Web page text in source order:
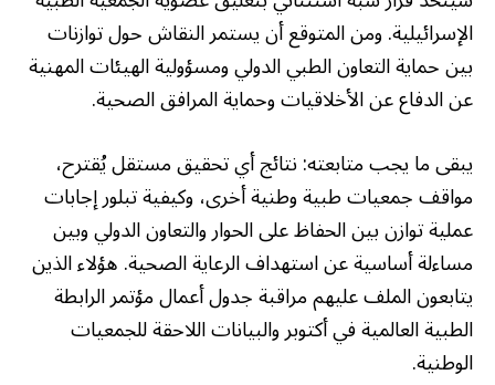
الإسرائيلية. ومن المتوقع أن يستمر النقاش حول توازنات
بين حماية التعاون الطبي الدولي ومسؤولية الهيئات المهنية
عن الدفاع عن الأخلاقيات وحماية المرافق الصحية.
يبقى ما يجب متابعته: نتائج أي تحقيق مستقل يُقترح،
مواقف جمعيات طبية وطنية أخرى، وكيفية تبلور إجابات
عملية توازن بين الحفاظ على الحوار والتعاون الدولي وبين
مساءلة أساسية عن استهداف الرعاية الصحية. هؤلاء الذين
يتابعون الملف عليهم مراقبة جدول أعمال مؤتمر الرابطة
الطبية العالمية في أكتوبر والبيانات اللاحقة للجمعيات
الوطنية.